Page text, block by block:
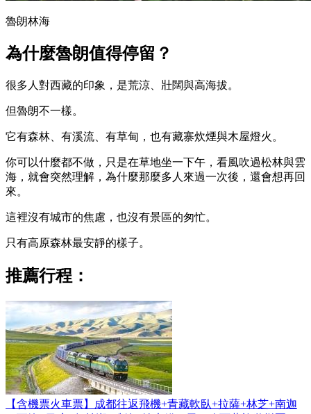
魯朗林海
為什麼魯朗值得停留？
很多人對西藏的印象，是荒涼、壯闊與高海拔。
但魯朗不一樣。
它有森林、有溪流、有草甸，也有藏寨炊煙與木屋燈火。
你可以什麼都不做，只是在草地坐一下午，看風吹過松林與雲
海，就會突然理解，為什麼那麼多人來過一次後，還會想再回
來。
這裡沒有城市的焦慮，也沒有景區的匆忙。
只有高原森林最安靜的樣子。
推薦行程：
【含機票火車票】成都往返飛機+青藏軟臥+拉薩+林芝+南迦